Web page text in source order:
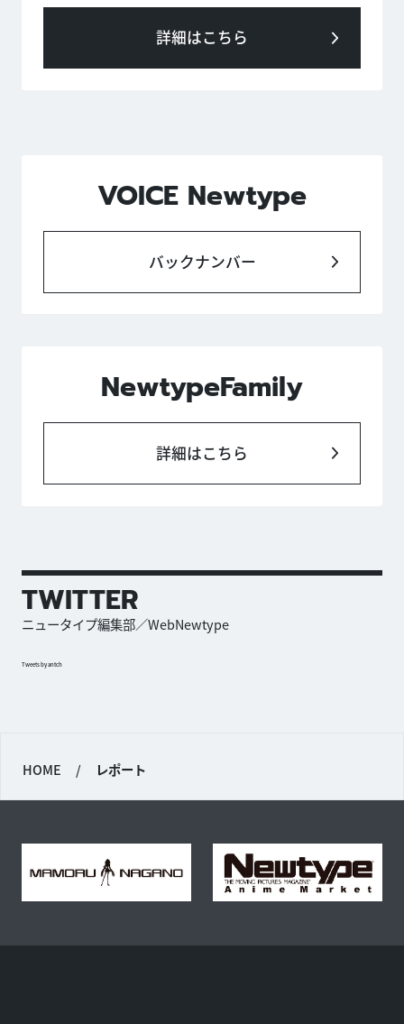
詳細はこちら
VOICE Newtype
バックナンバー
NewtypeFamily
詳細はこちら
TWITTER
ニュータイプ編集部／WebNewtype
Tweets by antch
HOME / レポート